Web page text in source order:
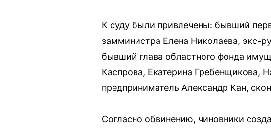
К суду были привлечены: бывший
замминистра Елена Николаева, экс-
бывший глава областного фонда
Каспрова, Екатерина
предприниматель Александр Кан,
Согласно обвинению, чиновники